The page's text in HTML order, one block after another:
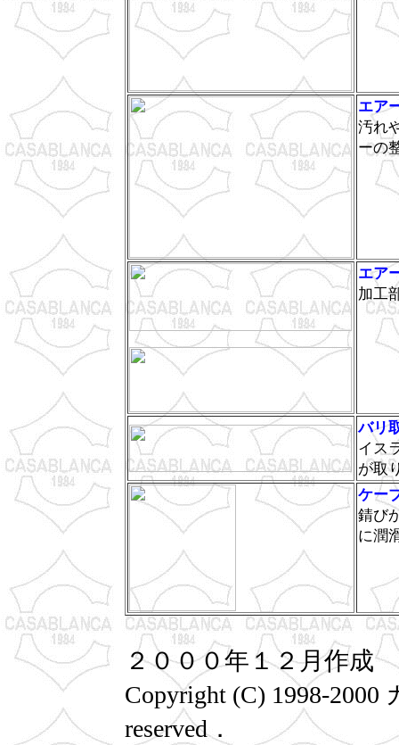
エア
汚れ
ーの
エア
加工
バリ
イス
が取
ケー
錆び
に潤
２０００年１２月作成
Copyright (C) 1998-
reserved．